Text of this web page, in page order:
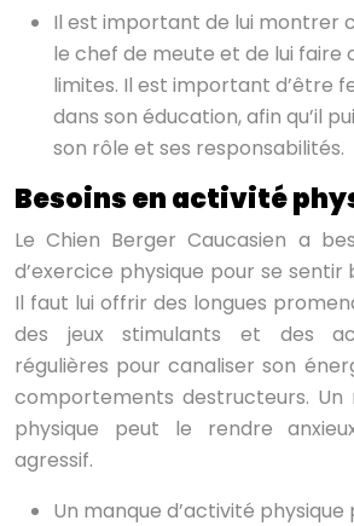
Il est important de lui montrer
le chef de meute et de lui faire
limites. Il est important d’être
dans son éducation, afin qu’il
son rôle et ses responsabilités.
Besoins en activité
Le Chien Berger Caucasien a
d’exercice physique pour se sentir
Il faut lui offrir des longues
des jeux stimulants et des
régulières pour canaliser son
comportements destructeurs. Un
physique peut le rendre
agressif.
Un manque d’activité